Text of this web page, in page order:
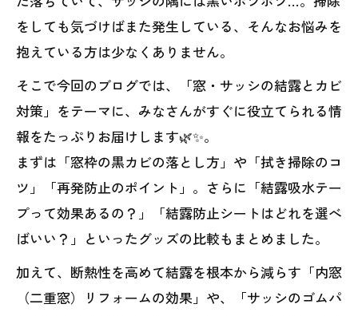
をしても気づけばまた発生している、そんなお悩みを
抱えている方は少なくありません。
そこで今回のブログでは、「窓・サッシの結露とカビ
対策」をテーマに、みなさんがすぐに役立てられる情
報をたっぷりお届けします🌿✨。
まずは「窓枠の黒カビの落とし方」や「拭き掃除のコ
ツ」「再発防止のポイント」。さらに「結露吸水テー
プって効果あるの？」「結露防止シートはどれを選べ
ばいい？」といったグッズの比較もまとめました。
加えて、断熱性を高めて結露を根本から減らす「内窓
（二重窓）リフォームの効果」や、「サッシのゴムパ